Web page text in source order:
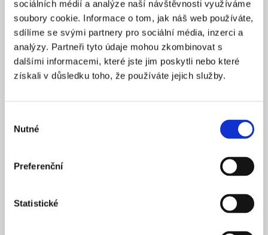
sociálních médií a analýze naší návštěvnosti využíváme
soubory cookie. Informace o tom, jak náš web používáte,
sdílíme se svými partnery pro sociální média, inzerci a
analýzy. Partneři tyto údaje mohou zkombinovat s
dalšími informacemi, které jste jim poskytli nebo které
získali v důsledku toho, že používáte jejich služby.
souhlasu
Nutné
Preferenční
Statistické
ZALOŽENO 2025
CENA OD * 15 900 Kč
REZERVOVAT
20 000 Kč
Praha 1
ZALOŽENO 2025